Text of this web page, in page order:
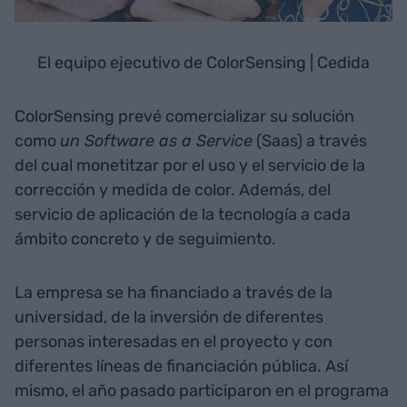
El equipo ejecutivo de ColorSensing | Cedida
ColorSensing prevé comercializar su solución
como un Software as a Service (Saas) a través
del cual monetitzar por el uso y el servicio de la
corrección y medida de color. Además, del
servicio de aplicación de la tecnología a cada
ámbito concreto y de seguimiento.
La empresa se ha financiado a través de la
universidad, de la inversión de diferentes
personas interesadas en el proyecto y con
diferentes líneas de financiación pública. Así
mismo, el año pasado participaron en el programa